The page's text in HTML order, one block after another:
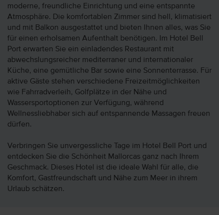
moderne, freundliche Einrichtung und eine entspannte
Atmosphäre. Die komfortablen Zimmer sind hell, klimatisiert
und mit Balkon ausgestattet und bieten Ihnen alles, was Sie
für einen erholsamen Aufenthalt benötigen. Im Hotel Bell
Port erwarten Sie ein einladendes Restaurant mit
abwechslungsreicher mediterraner und internationaler
Küche, eine gemütliche Bar sowie eine Sonnenterrasse. Für
aktive Gäste stehen verschiedene Freizeitmöglichkeiten
wie Fahrradverleih, Golfplätze in der Nähe und
Wassersportoptionen zur Verfügung, während
Wellnessliebhaber sich auf entspannende Massagen freuen
dürfen.
Verbringen Sie unvergessliche Tage im Hotel Bell Port und
entdecken Sie die Schönheit Mallorcas ganz nach Ihrem
Geschmack. Dieses Hotel ist die ideale Wahl für alle, die
Komfort, Gastfreundschaft und Nähe zum Meer in ihrem
Urlaub schätzen.